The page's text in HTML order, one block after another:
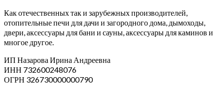
Как отечественных так и зарубежных производителей,
отопительные печи для дачи и загородного дома, дымоходы,
двери, аксессуары для бани и сауны, аксессуары для каминов и
многое другое.
ИП Назарова Ирина Андреевна⁠
ИНН 732600248076
ОГРН 326730000000790